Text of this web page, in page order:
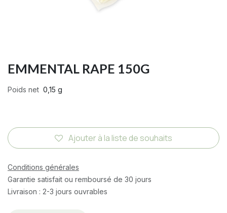
EMMENTAL RAPE 150G
Poids net 0,15 g
Ajouter à la liste de souhaits
Conditions générales
Garantie satisfait ou remboursé de 30 jours
Livraison : 2-3 jours ouvrables